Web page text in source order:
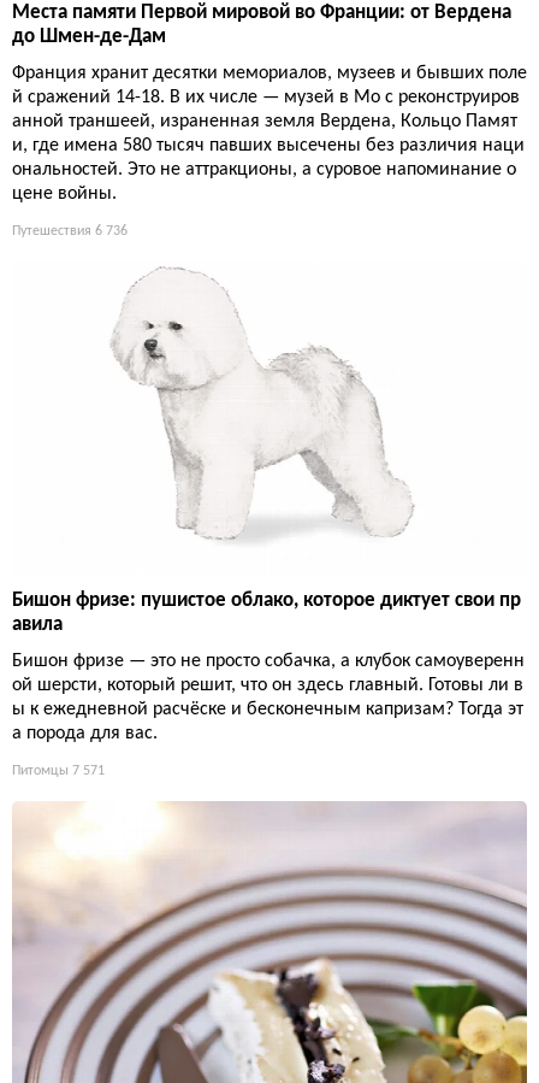
Места памяти Первой мировой во Франции: от Вердена
до Шмен-де-Дам
Франция хранит десятки мемориалов, музеев и бывших поле
й сражений 14-18. В их числе — музей в Мо с реконструиров
анной траншеей, израненная земля Вердена, Кольцо Памят
и, где имена 580 тысяч павших высечены без различия наци
ональностей. Это не аттракционы, а суровое напоминание о
цене войны.
Путешествия 6 736
Бишон фризе: пушистое облако, которое диктует свои пр
авила
Бишон фризе — это не просто собачка, а клубок самоуверенн
ой шерсти, который решит, что он здесь главный. Готовы ли в
ы к ежедневной расчёске и бесконечным капризам? Тогда эт
а порода для вас.
Питомцы 7 571